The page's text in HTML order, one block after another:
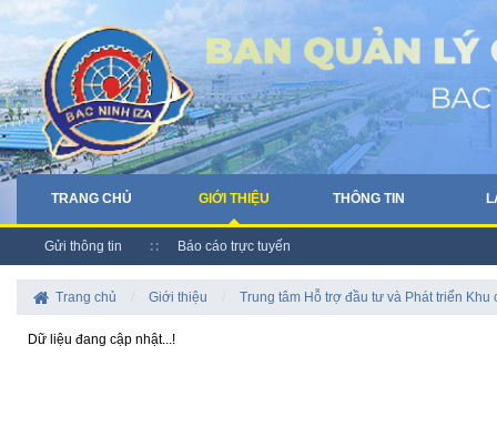
TRANG CHỦ GIỚI THIỆU THÔNG TIN
Gửi thông tin Báo cáo trực tuyến
Trang chủ Giới thiệu Trung tâm Hỗ trợ đầu tư và Phát triển Khu
Dữ liệu đang cập nhật...!